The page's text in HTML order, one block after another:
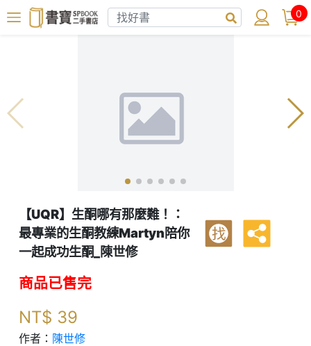
0
【UQR】生酮哪有那麼難！：
最專業的生酮教練Martyn陪你
一起成功生酮_陳世修
找
商品已售完
NT$ 39
作者： 陳世修